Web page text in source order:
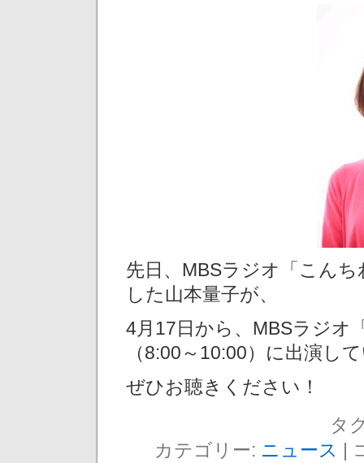
先日、MBSラジオ「こん
した山本量子が、
4月17日から、MBSラジオ
（8:00～10:00）に出演し
ぜひお聴きください！
タ
カテゴリー: ニュース |